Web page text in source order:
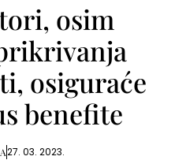
osim
osiguraće
benefite
27. 03. 2023.